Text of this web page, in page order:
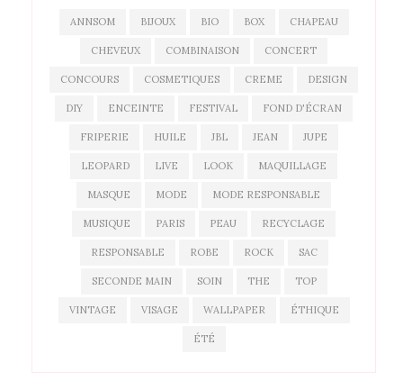
ANNSOM BIJOUX BIO BOX CHAPEAU
CHEVEUX COMBINAISON CONCERT
CONCOURS COSMETIQUES CREME DESIGN
DIY ENCEINTE FESTIVAL FOND D'ÉCRAN
FRIPERIE HUILE JBL JEAN JUPE
LEOPARD LIVE LOOK MAQUILLAGE
MASQUE MODE MODE RESPONSABLE
MUSIQUE PARIS PEAU RECYCLAGE
RESPONSABLE ROBE ROCK SAC
SECONDE MAIN SOIN THE TOP
VINTAGE VISAGE WALLPAPER ÉTHIQUE
ÉTÉ